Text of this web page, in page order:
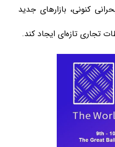
کنونی، بازارهای جدید
تجاری تازه‌ای ایجاد کند.